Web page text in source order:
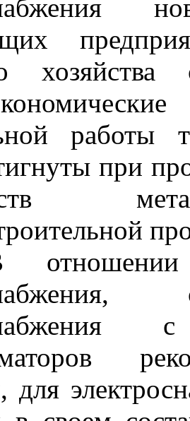
работы
при
для